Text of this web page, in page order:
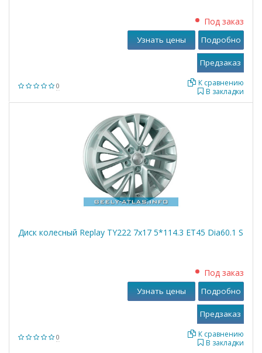
0
Под заказ
В закладки
К сравнению
Узнать цены Подробно
Диск колесный Replay TY222 7x17 5*114.3 ET45 Dia60.1 S
0
Под заказ
В закладки
К сравнению
Узнать цены Подробно